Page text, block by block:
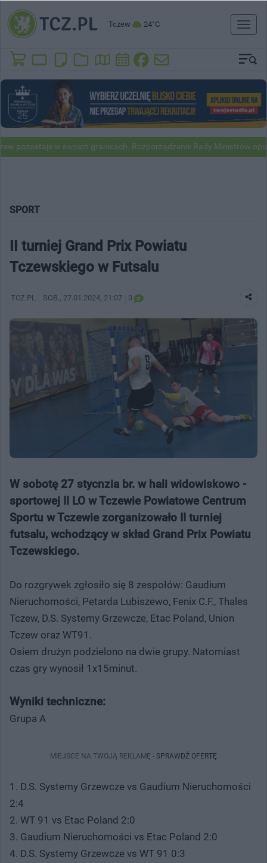
Tczew 24°C
Toggle
w swoich granicach. Rozporządzenie Rady Ministrów
SPORT
II turniej Grand Prix Powiatu
Tczewskiego w Futsalu
TCZ.PL SOB. , 27.01.2024, 21:07 3
W sobotę 27 stycnzia br. w hali widowiskowo -
sportowej II LO w Tczewie Powiatowe Centrum
Sportu w Tczewie zorganizowało II turniej
futsalu, wchodzący w skład Grand Prix Powiatu
Tczewskiego.
Do rozgrywek zgłosiło się 8 zespołów: Gaudium
Nieruchomości, Petarda Lubiszewo, Fenix C.F., Thales
Tczew, D.S. Systemy Grzewcze, Etac Poland, Union
Tczew oraz WT91.
Osiem drużyn podzielono na dwie grupy. Natomiast
czas gry wynosił 1x15minut.
Wyniki techniczne:
Grupa A
MIEJSCE NA TWOJĄ REKLAMĘ - SPRAWDŹ OFERTĘ
1. D.S. Systemy Grzewcze vs Gaudium Nieruchomości
2:4
2. WT 91 vs Etac Poland 2:0
3. Gaudium Nieruchomości vs Etac Poland 2:0
4. D.S. Systemy Grzewcze vs WT 91 0:3